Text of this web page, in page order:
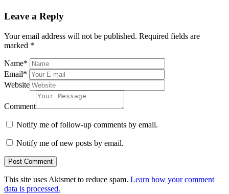
Leave a Reply
Your email address will not be published. Required fields are
marked *
Name*
Email*
Website
Comment
Notify me of follow-up comments by email.
Notify me of new posts by email.
This site uses Akismet to reduce spam. Learn how your comment
data is processed.